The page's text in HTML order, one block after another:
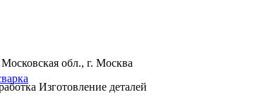
обл., г. Москва
Изготовление деталей